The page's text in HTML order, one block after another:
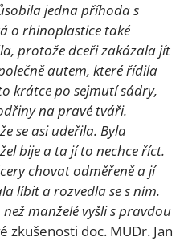
jedna příhoda s
o rhinoplastice také
protože dceři zakázala jít
autem, které řídila
krátce po sejmutí sádry,
na pravé tváři.
se asi udeřila. Byla
bije a ta jí to nechce říct.
chovat odměřeně a jí
líbit a rozvedla se s ním.
manželé vyšli s pravdou
zkušenosti doc. MUDr. Jan